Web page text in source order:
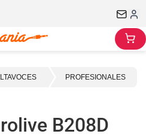
PROFESIONALES
B208D